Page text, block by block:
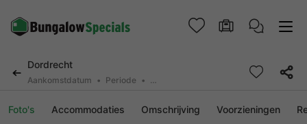
Dordrecht
Aankomstdatum Periode 2 personen, 0 huisdier
Foto's Accommodaties Omschrijving Voorzieningen